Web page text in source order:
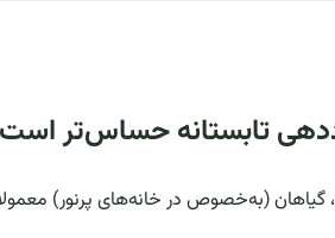
تابستانه حساس‌تر
گیاهان (به‌خصوص در خانه‌های پرنور)